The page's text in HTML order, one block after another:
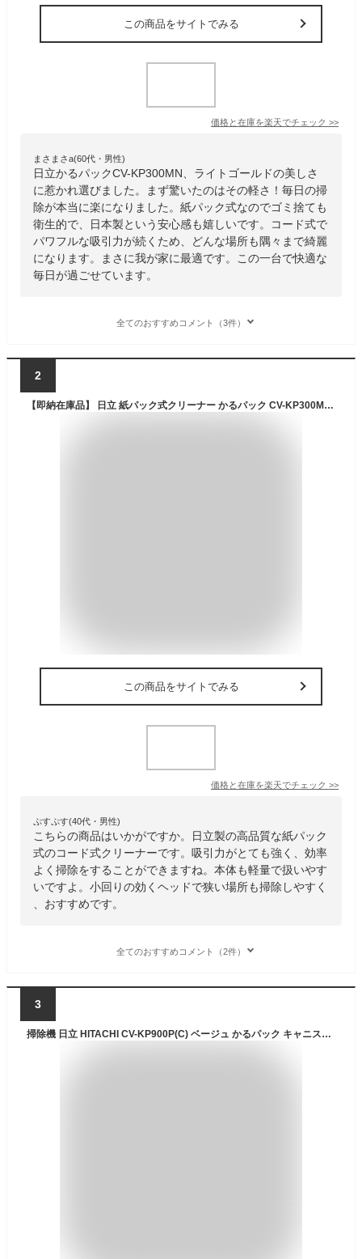
この商品をサイトでみる
価格と在庫を楽天でチェック >>
まさまさa(60代・男性)
日立かるパックCV-KP300MN、ライトゴールドの美しさ
に惹かれ選びました。まず驚いたのはその軽さ！毎日の掃
除が本当に楽になりました。紙パック式なのでゴミ捨ても
衛生的で、日本製という安心感も嬉しいです。コード式で
パワフルな吸引力が続くため、どんな場所も隅々まで綺麗
になります。まさに我が家に最適です。この一台で快適な
毎日が過ごせています。
全てのおすすめコメント（3件）
2
【即納在庫品】 日立 紙パック式クリーナー かるパック CV-KP300MN ライトゴールド コード式 掃除機 日本製 HITACHI
この商品をサイトでみる
価格と在庫を楽天でチェック >>
ぷすぷす(40代・男性)
こちらの商品はいかがですか。日立製の高品質な紙パック
式のコード式クリーナーです。吸引力がとても強く、効率
よく掃除をすることができますね。本体も軽量で扱いやす
いですよ。小回りの効くヘッドで狭い場所も掃除しやすく
、おすすめです。
全てのおすすめコメント（2件）
3
掃除機 日立 HITACHI CV-KP900P(C) ベージュ かるパック キャニスター掃除機 紙パック式 /コード式 吸引力